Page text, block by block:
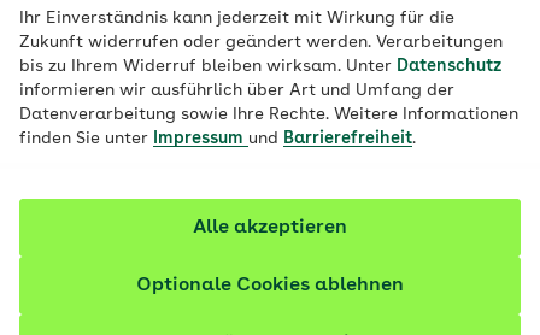
Ihr Einverständnis kann jederzeit mit Wirkung für die
Zukunft widerrufen oder geändert werden. Verarbeitungen
bis zu Ihrem Widerruf bleiben wirksam. Unter Datenschutz
informieren wir ausführlich über Art und Umfang der
Datenverarbeitung sowie Ihre Rechte. Weitere Informationen
finden Sie unter
Impressum und Barrierefreiheit.
Optionale Cookies ablehnen
Alle akzeptieren
Wirkung durch Studien belegt ist.